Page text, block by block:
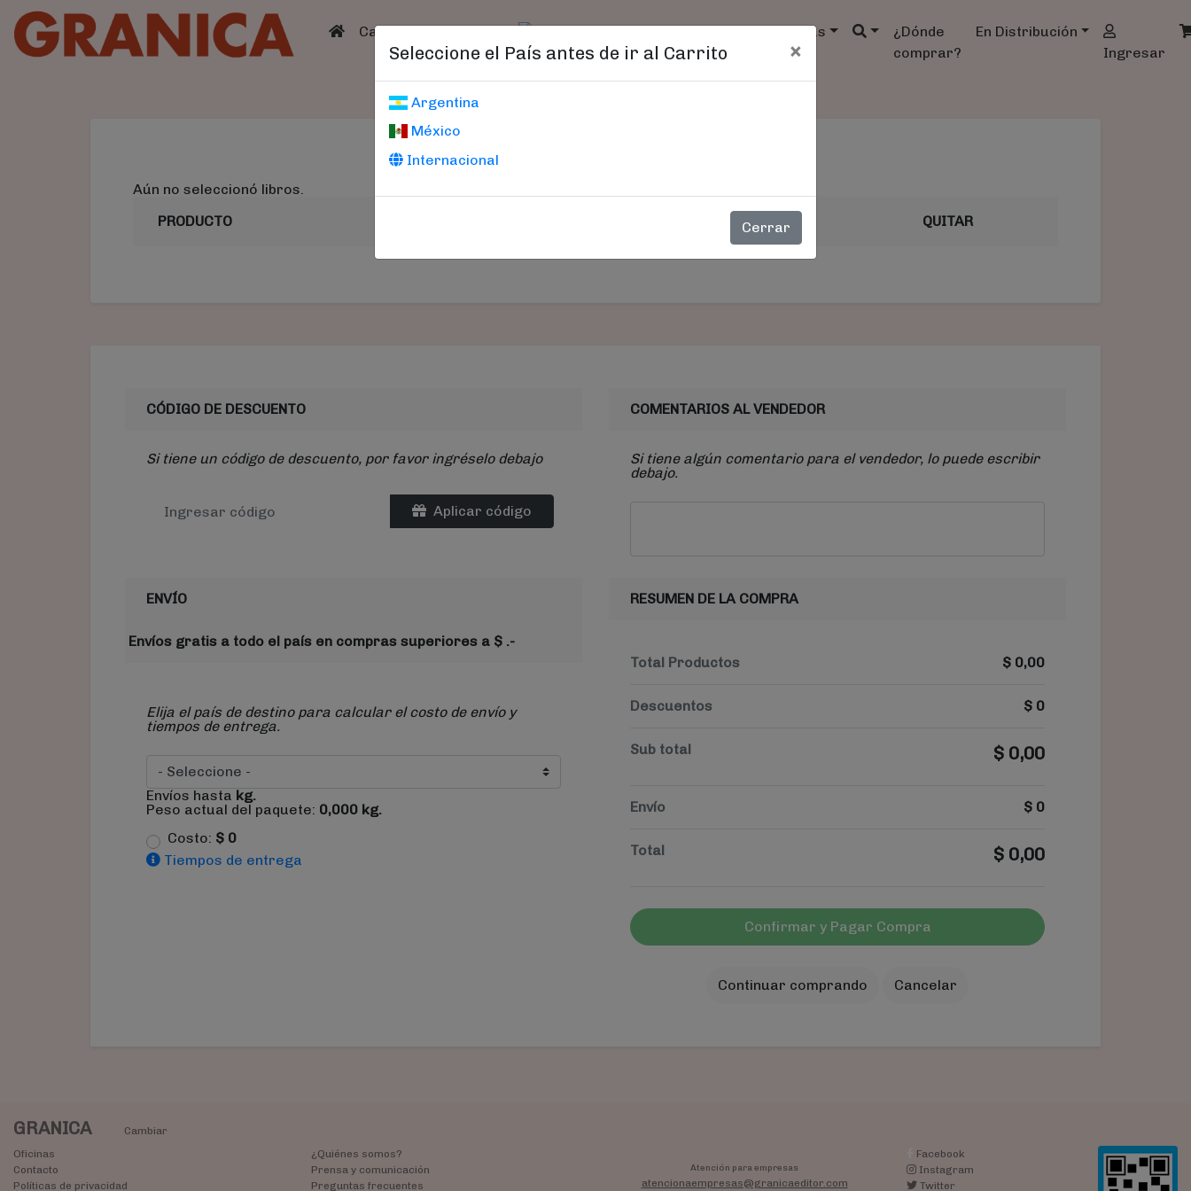
(current)
Catálogo Catálogo Agendas
¿Dónde
comprar?
En Distribución
Ingresar
Seleccione el País antes de ir al Carrito ×
Argentina
México
Internacional
Cerrar
Carrito De Compras
Aún no seleccionó libros.
PRODUCTO
SUB-TOTAL QUITAR
CÓDIGO DE DESCUENTO
Si tiene un código de descuento, por favor ingréselo debajo
Aplicar código
ENVÍO
Envíos gratis a todo el país en compras superiores a $ .-
Elija el país de destino para calcular el costo de envío y
tiempos de entrega.
Envíos hasta kg.
Peso actual del paquete: 0,000 kg.
Costo: $ 0
Tiempos de entrega
COMENTARIOS AL VENDEDOR
Si tiene algún comentario para el vendedor, lo puede escribir
debajo.
RESUMEN DE LA COMPRA
Total Productos $ 0,00
Descuentos $ 0
Sub total $ 0,00
Envío $ 0
Total $ 0,00
Confirmar y Pagar Compra
Continuar comprando Cancelar
GRANICA
Cambiar
Oficinas
Contacto
Políticas de privacidad
¿Quiénes somos?
Prensa y comunicación
Preguntas frecuentes
Atención para empresas
atencionaempresas@granicaeditor.com
Facebook
Instagram
Twitter